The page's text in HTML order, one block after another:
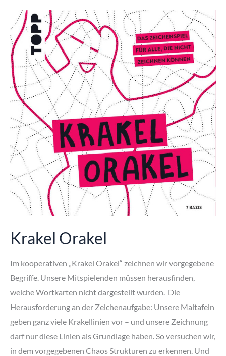
Krakel Orakel
Im kooperativen „Krakel Orakel“ zeichnen wir vorgegebene
Begriffe. Unsere Mitspielenden müssen herausfinden,
welche Wortkarten nicht dargestellt wurden. Die
Herausforderung an der Zeichenaufgabe: Unsere Maltafeln
geben ganz viele Krakellinien vor – und unsere Zeichnung
darf nur diese Linien als Grundlage haben. So versuchen wir,
in dem vorgegebenen Chaos Strukturen zu erkennen. Und